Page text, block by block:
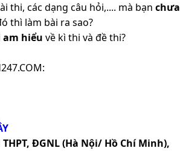
thi, các dạng câu hỏi,.... mà bạn chưa
thì làm bài ra sao?
am hiểu về kì thi và đề thi?
THPT, ĐGNL (Hà Nội/ Hồ Chí Minh),